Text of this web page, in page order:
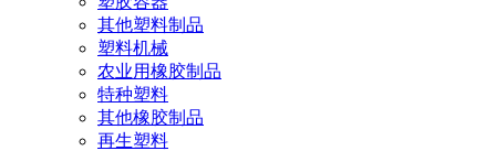
其他塑料制品
塑料机械
农业用橡胶制品
特种塑料
其他橡胶制品
再生塑料